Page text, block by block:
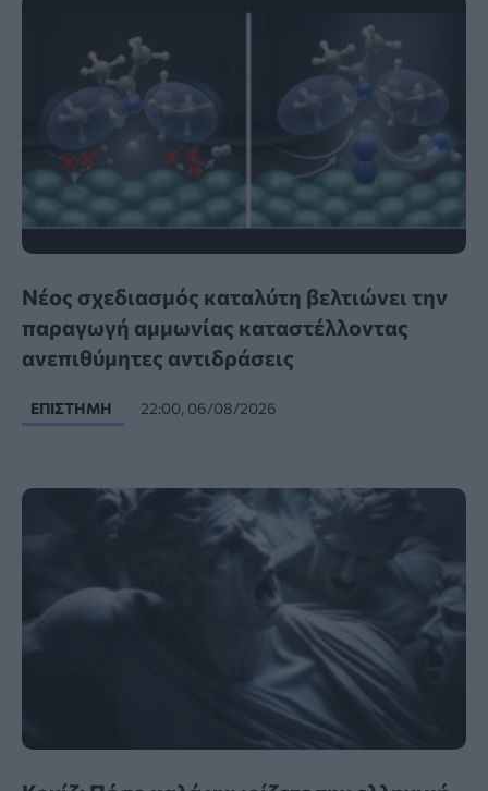
Νέος σχεδιασμός καταλύτη βελτιώνει την
παραγωγή αμμωνίας καταστέλλοντας
ανεπιθύμητες αντιδράσεις
ΕΠΙΣΤΉΜΗ 22:00, 06/08/2026